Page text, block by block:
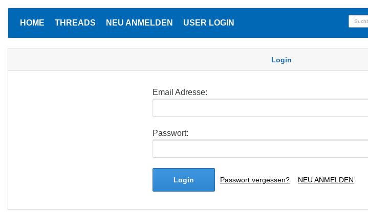
HOME THREADS NEU ANMELDEN USER LOGIN
Login
Email Adresse:
Passwort:
Login Passwort vergessen? NEU ANMELDEN